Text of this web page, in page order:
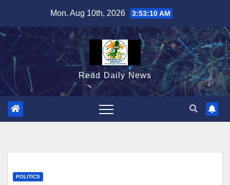
content
Mon. Aug 10th, 2026 3:53:11 AM
Read Daily News
POLITICS